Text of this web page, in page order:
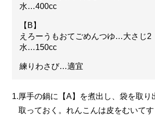
水…400cc
【B】
えろーうもおてごめんつゆ…大さじ2
水…150cc
練りわさび…適宜
1.厚手の鍋に【A】を煮出し、袋を取り
取っておく。れんこんは皮をむいてす